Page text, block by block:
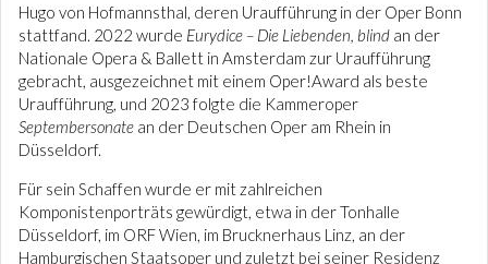
Hugo von Hofmannsthal, deren Uraufführung in der Oper Bonn
stattfand. 2022 wurde Eurydice – Die Liebenden, blind an der
Nationale Opera & Ballett in Amsterdam zur Uraufführung
gebracht, ausgezeichnet mit einem Oper!Award als beste
Uraufführung, und 2023 folgte die Kammeroper
Septembersonate an der Deutschen Oper am Rhein in
Düsseldorf.
Für sein Schaffen wurde er mit zahlreichen
Komponistenporträts gewürdigt, etwa in der Tonhalle
Düsseldorf, im ORF Wien, im Brucknerhaus Linz, an der
Hamburgischen Staatsoper und zuletzt bei seiner Residenz